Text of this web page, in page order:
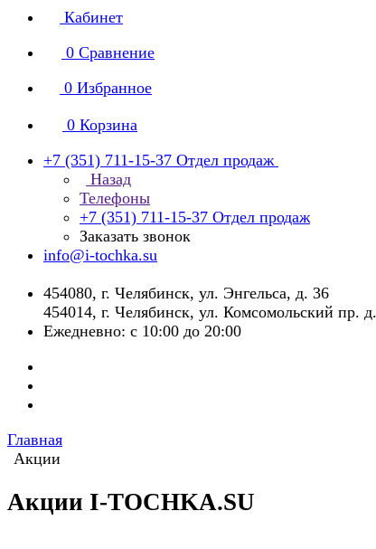
Кабинет
0 Сравнение
0 Избранное
0 Корзина
+7 (351) 711-15-37 Отдел продаж
Назад
Телефоны
+7 (351) 711-15-37 Отдел продаж
Заказать звонок
info@i-tochka.su
​454080, г. Челябинск, ул. Энгельса, д. 36
454014, г. Челябинск, ул. Комсомольский пр.
Ежедневно: с 10:00 до 20:00
Главная
Акции
Акции I-TOCHKA.SU